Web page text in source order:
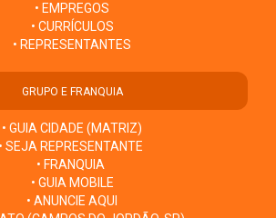
• EMPREGOS
• CURRÍCULOS
• REPRESENTANTES
GRUPO E FRANQUIA
• GUIA CIDADE (MATRIZ)
• SEJA REPRESENTANTE
• FRANQUIA
• GUIA MOBILE
• ANUNCIE AQUI